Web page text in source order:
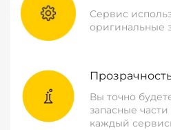
Сервис
оригинальные
Вы точно
запасные
каждый